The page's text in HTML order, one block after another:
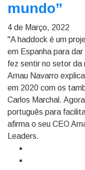
mundo”
4 de Março, 2022
"A haddock é um
em Espanha para
fez sentir no setor
Arnau Navarro
em 2020 com os
Carlos Marchal.
português para
afirma o seu CEO
Leaders.